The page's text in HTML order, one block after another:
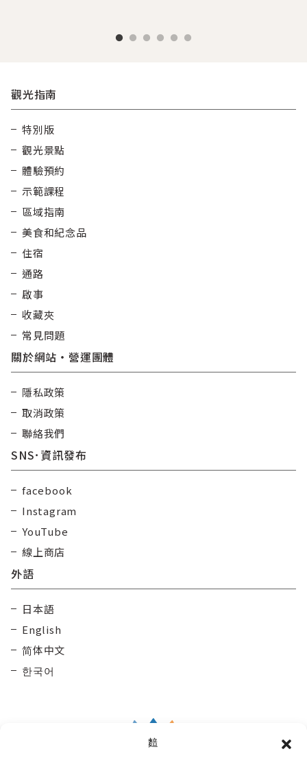
䴺
觀光指南
特別版
觀光景點
體驗預約
示範課程
區域指南
美食和紀念品
住宿
通路
啟事
收藏夾
常見問題
關於網站・營運團體
隱私政策
取消政策
聯絡我們
SNS･資訊發布
facebook
Instagram
YouTube
線上商店
外語
日本語
English
简体中文
한국어